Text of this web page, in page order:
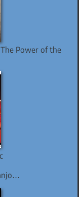
Power of the